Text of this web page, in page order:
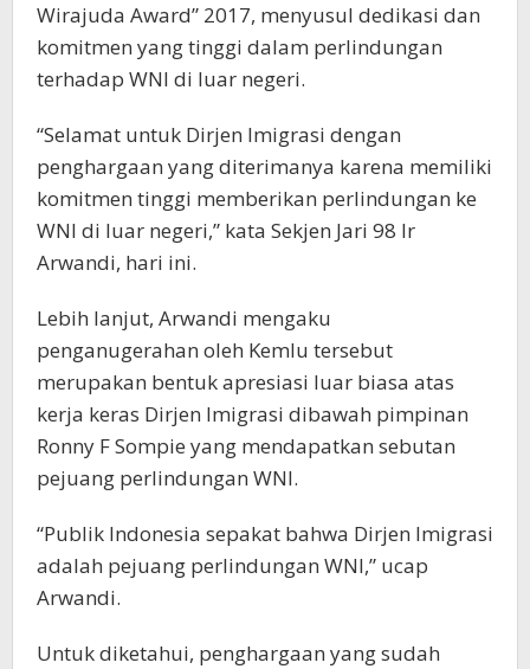
Wirajuda Award” 2017, menyusul dedikasi dan
komitmen yang tinggi dalam perlindungan
terhadap WNI di luar negeri.
“Selamat untuk Dirjen Imigrasi dengan
penghargaan yang diterimanya karena memiliki
komitmen tinggi memberikan perlindungan ke
WNI di luar negeri,” kata Sekjen Jari 98 Ir
Arwandi, hari ini.
Lebih lanjut, Arwandi mengaku
penganugerahan oleh Kemlu tersebut
merupakan bentuk apresiasi luar biasa atas
kerja keras Dirjen Imigrasi dibawah pimpinan
Ronny F Sompie yang mendapatkan sebutan
pejuang perlindungan WNI.
“Publik Indonesia sepakat bahwa Dirjen Imigrasi
adalah pejuang perlindungan WNI,” ucap
Arwandi.
Untuk diketahui, penghargaan yang sudah